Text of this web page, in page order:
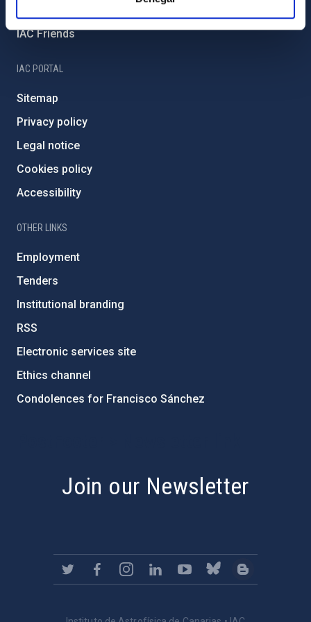
IAC Friends
IAC PORTAL
Sitemap
Privacy policy
Legal notice
Cookies policy
Accessibility
OTHER LINKS
Employment
Tenders
Institutional branding
RSS
Electronic services site
Ethics channel
Condolences for Francisco Sánchez
Join our Newsletter